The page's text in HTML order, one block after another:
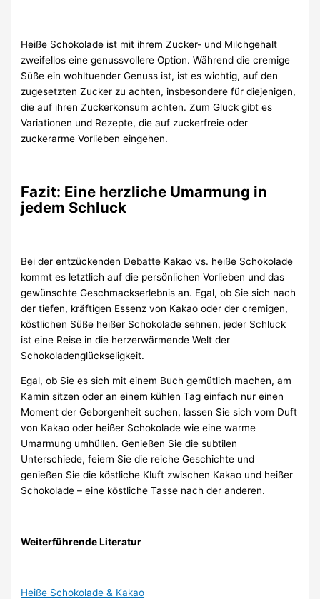
Heiße Schokolade ist mit ihrem Zucker- und Milchgehalt
zweifellos eine genussvollere Option. Während die cremige
Süße ein wohltuender Genuss ist, ist es wichtig, auf den
zugesetzten Zucker zu achten, insbesondere für diejenigen,
die auf ihren Zuckerkonsum achten. Zum Glück gibt es
Variationen und Rezepte, die auf zuckerfreie oder
zuckerarme Vorlieben eingehen.
Fazit: Eine herzliche Umarmung in
jedem Schluck
Bei der entzückenden Debatte Kakao vs. heiße Schokolade
kommt es letztlich auf die persönlichen Vorlieben und das
gewünschte Geschmackserlebnis an. Egal, ob Sie sich nach
der tiefen, kräftigen Essenz von Kakao oder der cremigen,
köstlichen Süße heißer Schokolade sehnen, jeder Schluck
ist eine Reise in die herzerwärmende Welt der
Schokoladenglückseligkeit.
Egal, ob Sie es sich mit einem Buch gemütlich machen, am
Kamin sitzen oder an einem kühlen Tag einfach nur einen
Moment der Geborgenheit suchen, lassen Sie sich vom Duft
von Kakao oder heißer Schokolade wie eine warme
Umarmung umhüllen. Genießen Sie die subtilen
Unterschiede, feiern Sie die reiche Geschichte und
genießen Sie die köstliche Kluft zwischen Kakao und heißer
Schokolade – eine köstliche Tasse nach der anderen.
Weiterführende Literatur
Heiße Schokolade & Kakao